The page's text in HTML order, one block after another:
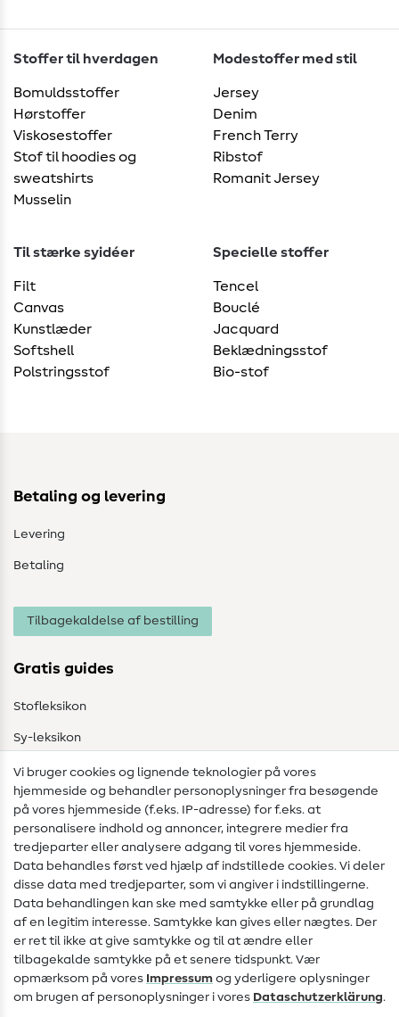
Stoffer til hverdagen
Bomuldsstoffer
Hørstoffer
Viskosestoffer
Stof til hoodies og
sweatshirts
Musselin
Modestoffer med stil
Jersey
Denim
French Terry
Ribstof
Romanit Jersey
Til stærke syidéer
Filt
Canvas
Kunstlæder
Softshell
Polstringsstof
Specielle stoffer
Tencel
Bouclé
Jacquard
Beklædningsstof
Bio-stof
Betaling og levering
Levering
Betaling
Tilbagekaldelse af bestilling
Gratis guides
Stofleksikon
Sy-leksikon
Syvejledninger
Hjælp & kontakt
Kontakt
Information om ændring af operatør
FAQ
Fortrydelsesret
Populært
Vi bruger cookies og lignende teknologier på vores
hjemmeside og behandler personoplysninger fra besøgende
på vores hjemmeside (f.eks. IP-adresse) for f.eks. at
personalisere indhold og annoncer, integrere medier fra
tredjeparter eller analysere adgang til vores hjemmeside.
Data behandles først ved hjælp af indstillede cookies. Vi deler
disse data med tredjeparter, som vi angiver i indstillingerne.
Data behandlingen kan ske med samtykke eller på grundlag
af en legitim interesse. Samtykke kan gives eller nægtes. Der
er ret til ikke at give samtykke og til at ændre eller
tilbagekalde samtykke på et senere tidspunkt. Vær
opmærksom på vores Impressum og yderligere oplysninger
om brugen af personoplysninger i vores Data­schutz­erklärung.